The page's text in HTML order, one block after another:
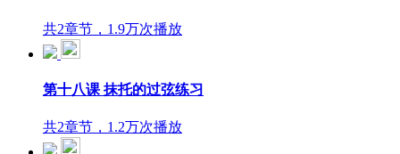
共2章节，1.9万次播放
第十八课 抹托的过弦练习
共2章节，1.2万次播放